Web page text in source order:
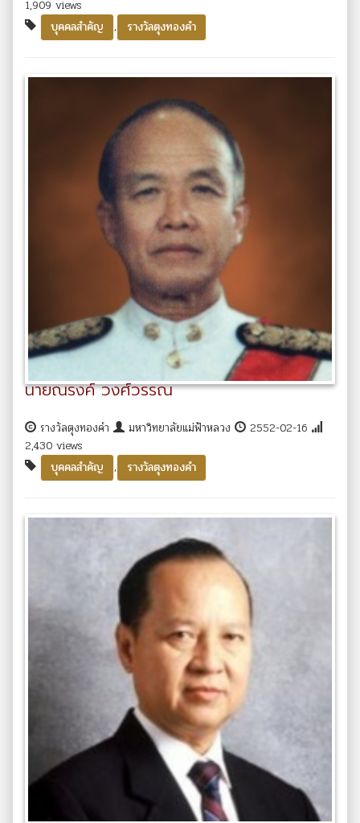
1,909 views
บุคคลสำคัญ
, รางวัลตุงทองคำ
นายณรงค์ วงศ์วรรณ
รางวัลตุงทองคำ มหาวิทยาลัยแม่ฟ้าหลวง
2552-02-16
2,430 views
บุคคลสำคัญ
, รางวัลตุงทองคำ